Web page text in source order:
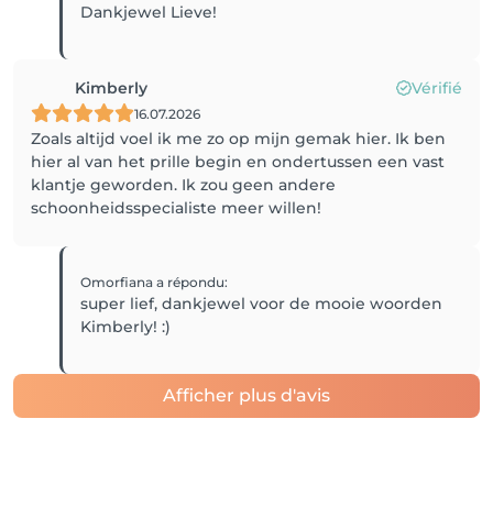
Dankjewel Lieve!
Kimberly Vérifié
16.07.2026
Zoals altijd voel ik me zo op mijn gemak hier. Ik ben
hier al van het prille begin en ondertussen een vast
klantje geworden. Ik zou geen andere
schoonheidsspecialiste meer willen!
Omorfianaa répondu:
super lief, dankjewel voor de mooie woorden
Kimberly! :)
Afficher plus d'avis